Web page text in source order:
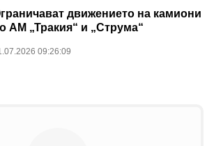
движението на камиони
АМ „Тракия“ и „Струма“
09:26:09